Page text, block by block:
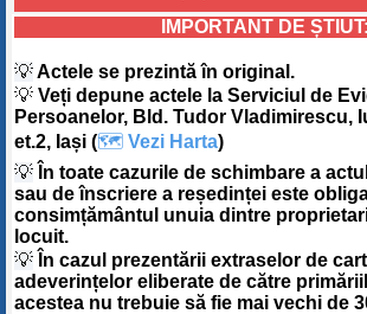
IMPORTANT DE ȘTIUT:
💡Actele se prezintă în original.
💡 Veți depune actele la Serviciul de
Persoanelor, Bld. Tudor Vladimirescu,
et.2, Iași (🗺️ Vezi Harta)
💡 În toate cazurile de schimbare a
sau de înscriere a reședinței este
consimțământul unuia dintre
locuit.
💡 În cazul prezentării extraselor de
adeverințelor eliberate de către
acestea nu trebuie să fie mai vechi de